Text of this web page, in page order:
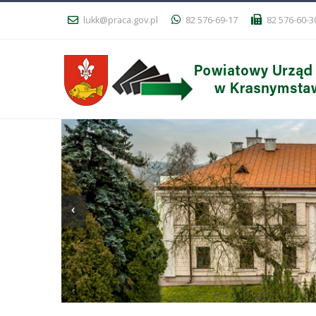
lukk@praca.gov.pl 82 576-69-17 82 576-60-